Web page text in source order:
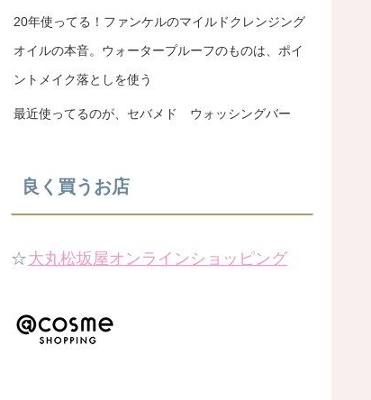
20年使ってる！ファンケルのマイルドクレンジング
オイルの本音。ウォータープルーフのものは、ポイ
ントメイク落としを使う
最近使ってるのが、セバメド ウォッシングバー
良く買うお店
☆大丸松坂屋オンラインショッピング